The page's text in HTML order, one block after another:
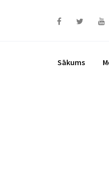
Sākums